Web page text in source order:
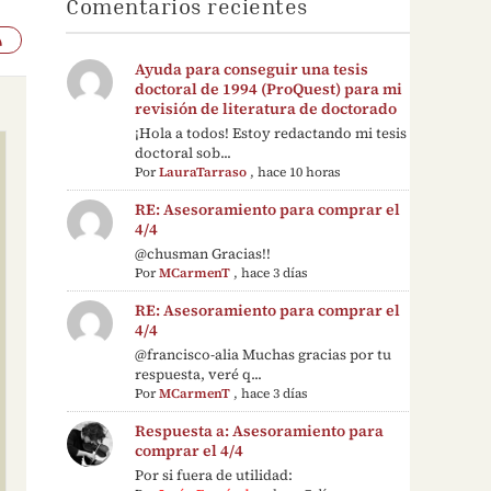
Comentarios recientes
Ayuda para conseguir una tesis
doctoral de 1994 (ProQuest) para mi
revisión de literatura de doctorado
¡Hola a todos! Estoy redactando mi tesis
doctoral sob...
PorLauraTarraso ,hace 10 horas
RE: Asesoramiento para comprar el
4/4
@chusman Gracias!!
PorMCarmenT ,hace 3 días
RE: Asesoramiento para comprar el
4/4
@francisco-alia Muchas gracias por tu
respuesta, veré q...
PorMCarmenT ,hace 3 días
Respuesta a: Asesoramiento para
comprar el 4/4
Por si fuera de utilidad: